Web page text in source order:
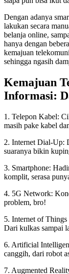
Dengan adanya
lakukan secara
belanja online,
hanya dengan
kemajuan
sehingga ngasih
Kemajuan
Informasi:
1. Telepon Kabel:
masih pake kabel
2. Internet Dial-Up:
suaranya bikin
3. Smartphone:
komplit, serasa
4. 5G Network:
problem, bro!
5. Internet of Things
Dari kulkas sampai
6. Artificial
canggih, dari robot
7. Augmented